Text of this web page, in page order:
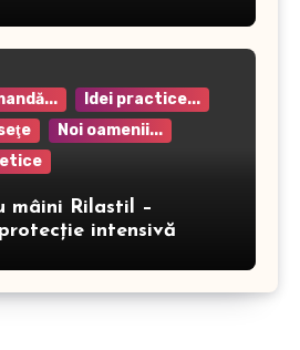
Idei practice...
Noi oamenii...
mâini Rilastil –
intensivă